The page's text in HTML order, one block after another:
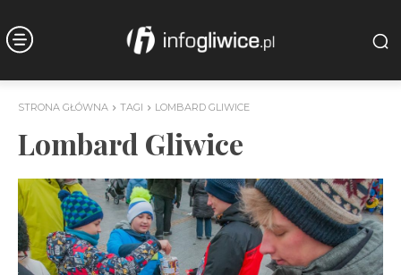
STRONA GŁÓWNA TAGI LOMBARD GLIWICE
Lombard Gliwice